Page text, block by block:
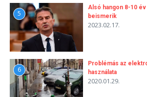
5
Alsó hangon 8-10
beismerik
2023.02.17.
6
Problémás az
használata
2020.01.29.